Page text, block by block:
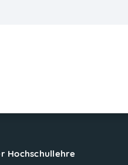
Hochschullehre